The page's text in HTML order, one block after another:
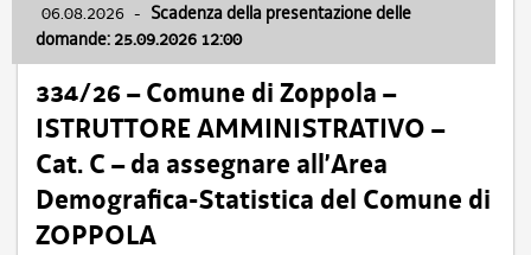
06.08.2026 - Scadenza della presentazione delle
domande: 25.09.2026 12:00
334/26 – Comune di Zoppola –
ISTRUTTORE AMMINISTRATIVO –
Cat. C – da assegnare all’Area
Demografica-Statistica del Comune di
ZOPPOLA